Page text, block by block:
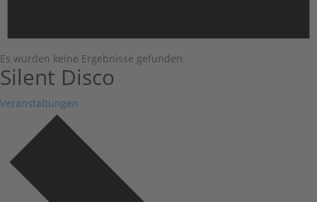
Es wurden keine Ergebnisse gefunden.
Silent Disco
Veranstaltungen